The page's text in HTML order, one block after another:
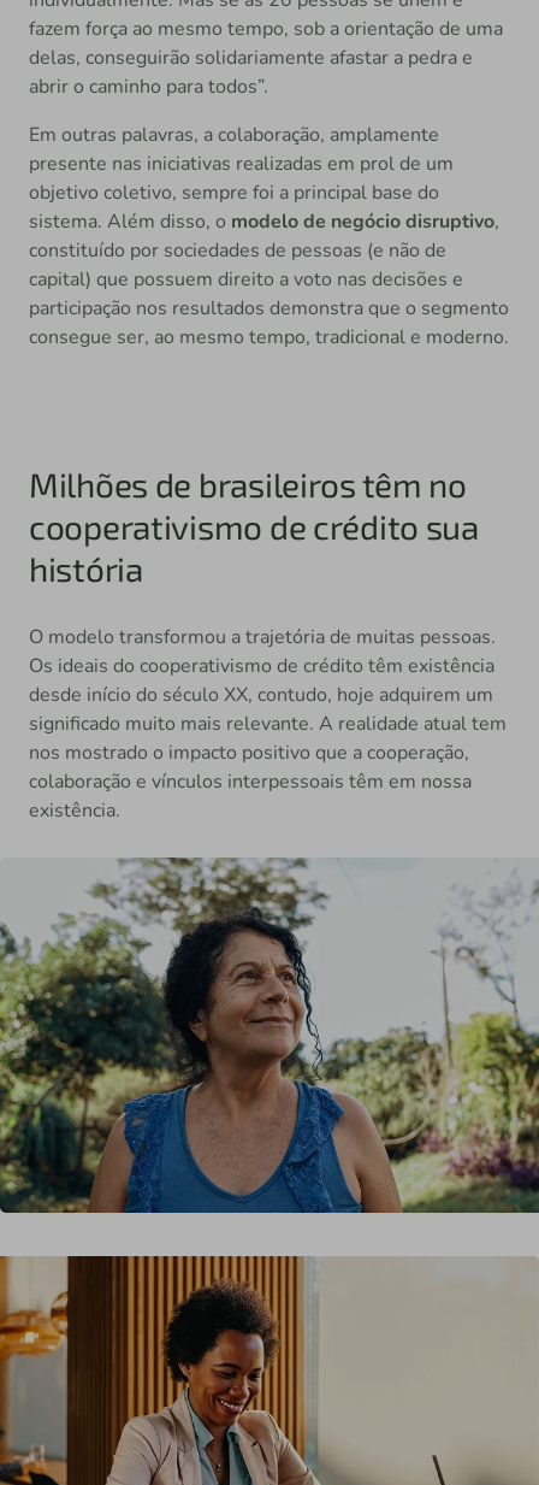
fazem força ao mesmo tempo, sob a orientação de uma
delas, conseguirão solidariamente afastar a pedra e
abrir o caminho para todos”.
Em outras palavras, a colaboração, amplamente
presente nas iniciativas realizadas em prol de um
objetivo coletivo, sempre foi a principal base do
sistema. Além disso, o modelo de negócio disruptivo,
constituído por sociedades de pessoas (e não de
capital) que possuem direito a voto nas decisões e
participação nos resultados demonstra que o segmento
consegue ser, ao mesmo tempo, tradicional e moderno.
Milhões de brasileiros têm no
cooperativismo de crédito sua
história
O modelo transformou a trajetória de muitas pessoas.
Os ideais do cooperativismo de crédito têm existência
desde início do século XX, contudo, hoje adquirem um
significado muito mais relevante. A realidade atual tem
nos mostrado o impacto positivo que a cooperação,
colaboração e vínculos interpessoais têm em nossa
existência.